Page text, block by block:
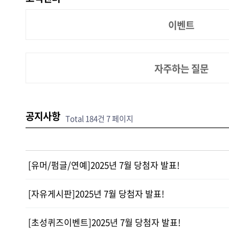
이벤트
자주하는 질문
공지사항 Total 184건 7 페이지
[유머/펌글/연예]2025년 7월 당첨자 발표!
[자유게시판]2025년 7월 당첨자 발표!
[초성퀴즈이벤트]2025년 7월 당첨자 발표!